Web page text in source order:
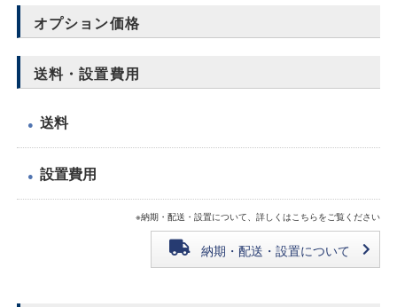
オプション価格
送料・設置費用
● 送料
● 設置費用
※納期・配送・設置について、詳しくはこちらをご覧ください
納期・配送・設置について